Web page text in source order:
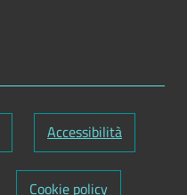
Accessibilità
Cookie policy